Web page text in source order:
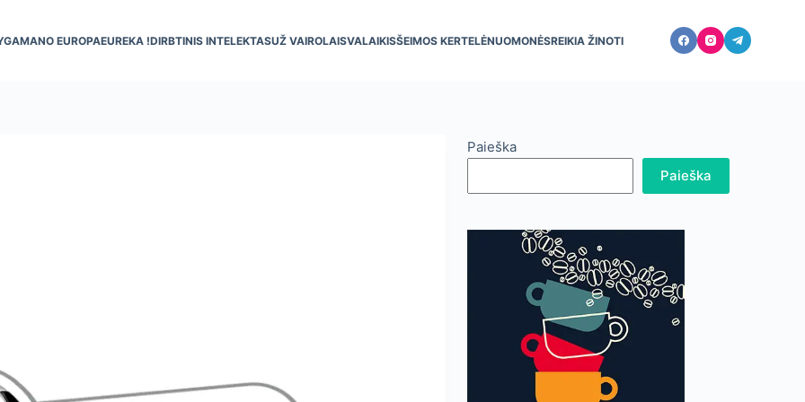
MANO EUROPAEUREKA !DIRBTINIS INTELEKTASUŽ VAIROLAISVALAIKISŠEIMOS KERTELĖNUOMONĖSREIKIA ŽINOTI
Paieška
Paieška